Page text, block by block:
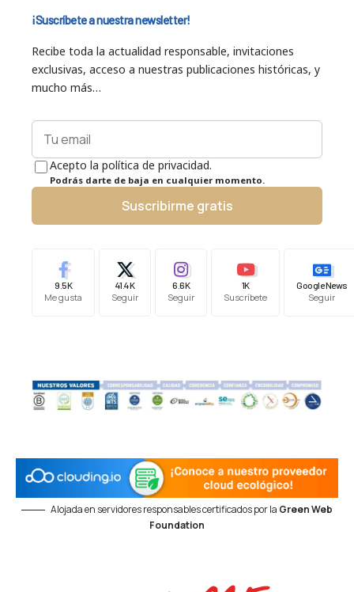
¡Suscríbete a nuestra newsletter!
Recibe toda la actualidad responsable, invitaciones
exclusivas, acceso a nuestras publicaciones históricas, y
mucho más…
Acepto la política de privacidad.
Podrás darte de baja en cualquier momento.
Suscribirme gratis
9.5K
Me gusta
41.4K
Seguir
6.6K
Seguir
1K
Suscríbete
Google News
Seguir
Alojada en servidores responsables certificados por la Green Web
Foundation